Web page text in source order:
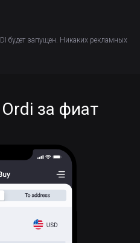
будет запущен. Никаких рекламных
за фиат